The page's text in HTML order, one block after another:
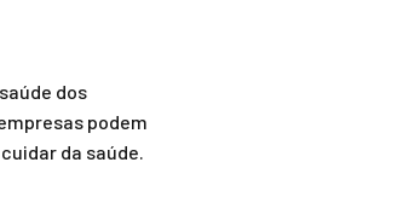
dos
podem
da saúde.